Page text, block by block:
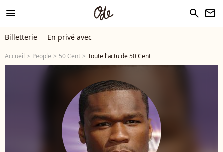
menu search newsletter
Billetterie En privé avec
Accueil People 50 Cent Toute l'actu de 50 Cent